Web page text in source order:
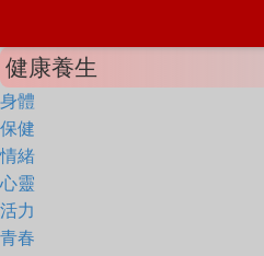
健康養生
身體
保健
情緒
心靈
活力
青春